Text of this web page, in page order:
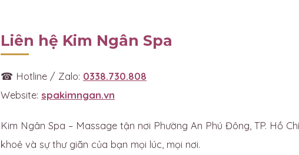
Liên hệ Kim Ngân Spa
☎ Hotline / Zalo: 0338.730.808
Website: spakimngan.vn
Kim Ngân Spa – Massage tận nơi Phường An Phú Đông, TP. Hồ
khoẻ và sự thư giãn của bạn mọi lúc, mọi nơi.